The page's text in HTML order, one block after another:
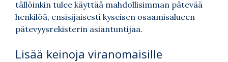
tällöinkin tulee käyttää mahdollisimman pätevää
henkilöä, ensisijaisesti kyseisen osaamisalueen
pätevyysrekisterin asiantuntijaa.
Lisää keinoja viranomaisille